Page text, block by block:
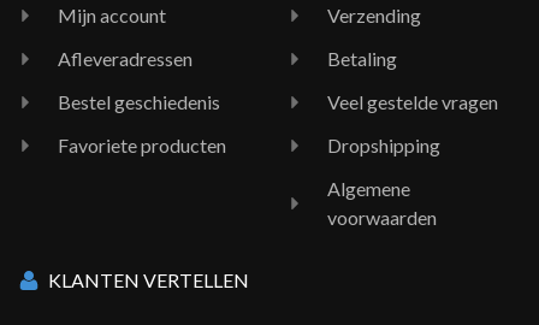
Mijn account
Afleveradressen
Bestel geschiedenis
Favoriete producten
Verzending
Betaling
Veel gestelde vragen
Dropshipping
Algemene
voorwaarden
KLANTEN VERTELLEN